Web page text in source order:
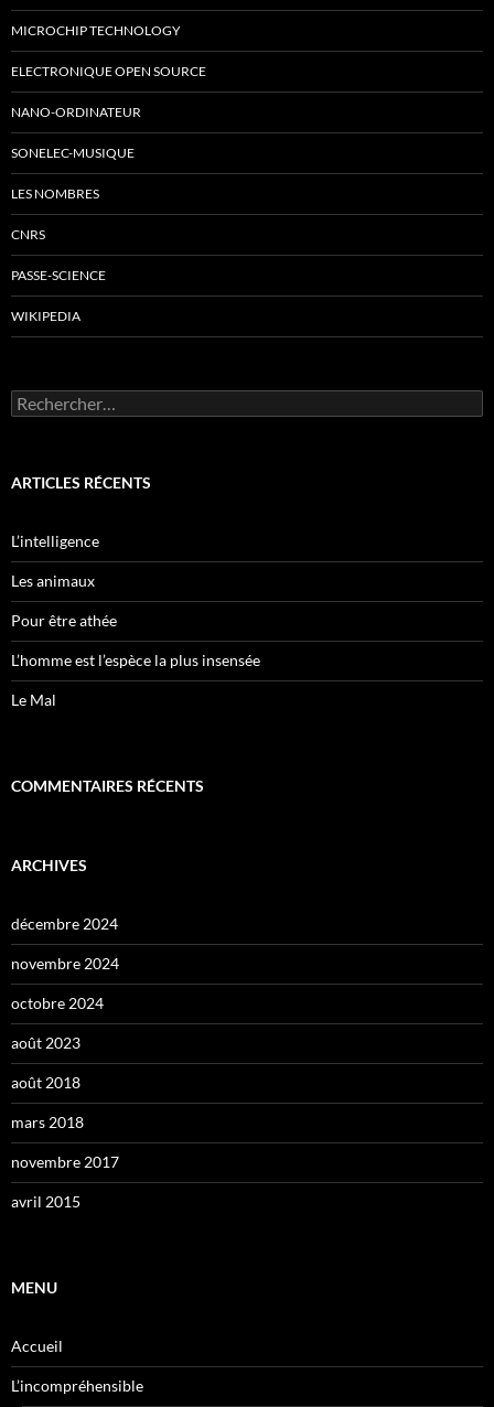
MICROCHIP TECHNOLOGY
ELECTRONIQUE OPEN SOURCE
NANO-ORDINATEUR
SONELEC-MUSIQUE
LES NOMBRES
CNRS
PASSE-SCIENCE
WIKIPEDIA
Rechercher :
ARTICLES RÉCENTS
L’intelligence
Les animaux
Pour être athée
L’homme est l’espèce la plus insensée
Le Mal
COMMENTAIRES RÉCENTS
ARCHIVES
décembre 2024
novembre 2024
octobre 2024
août 2023
août 2018
mars 2018
novembre 2017
avril 2015
MENU
Accueil
L’incompréhensible